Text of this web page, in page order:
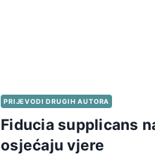
PRIJEVODI DRUGIH AUTORA
Fiducia supplicans
osjećaju vjere